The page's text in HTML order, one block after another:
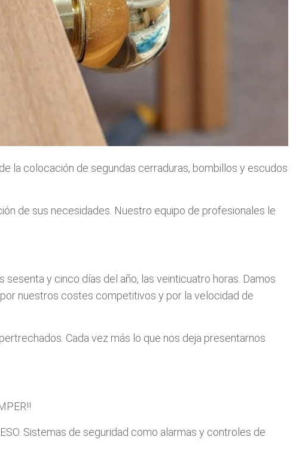
la colocación de segundas cerraduras, bombillos y escudos
de sus necesidades. Nuestro equipo de profesionales le
y cinco días del año, las veinticuatro horas. Damos
nuestros costes competitivos y por la velocidad de
Cada vez más lo que nos deja presentarnos
Sistemas de seguridad como alarmas y controles de